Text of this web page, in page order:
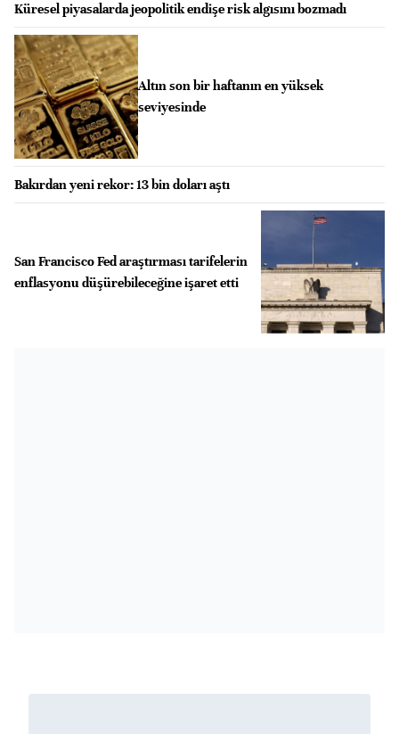
Küresel piyasalarda jeopolitik endişe risk algısını bozmadı
Altın son bir haftanın en yüksek
seviyesinde
Bakırdan yeni rekor: 13 bin doları aştı
San Francisco Fed araştırması tarifelerin
enflasyonu düşürebileceğine işaret etti